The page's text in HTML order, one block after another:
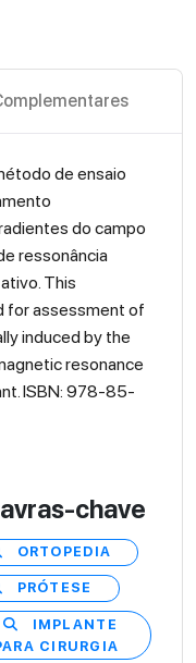
de ensaio
do campo
ressonância
This
for assessment of
induced by the
resonance
ISBN: 978-85-
chave
ORTOPEDIA
PRÓTESE
IMPLANTE
CIRURGIA